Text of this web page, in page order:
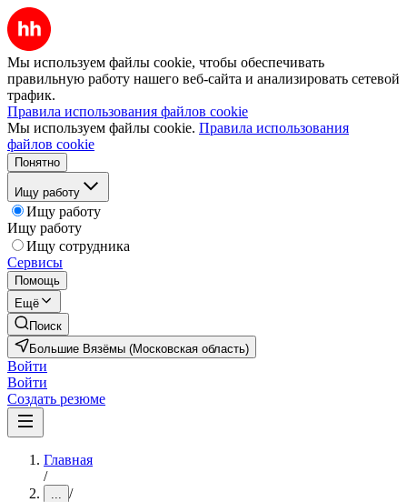
Мы используем файлы cookie, чтобы обеспечивать
правильную работу нашего веб-сайта и анализировать сетевой
трафик.
Правила использования файлов cookie
Мы используем файлы cookie. Правила использования
файлов cookie
Понятно
Ищу работу
Ищу работу
Ищу работу
Ищу сотрудника
Сервисы
Помощь
Ещё
Поиск
Большие Вязёмы (Московская область)
Войти
Войти
Создать резюме
Главная
/
... /